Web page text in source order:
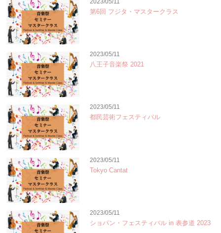
2023/05/11
第6回 フジタ・マスタークラス
2023/05/11
八王子音楽祭 2021
2023/05/11
都民芸術フェスティバル
2023/05/11
Tokyo Cantat
2023/05/11
ショパン・フェスティバル in 表参道 2023